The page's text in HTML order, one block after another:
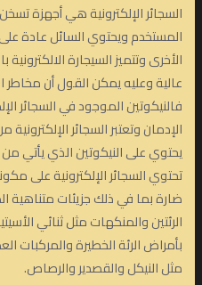
السجائر الإلكترونية هي أجهزة
المستخدم ويحتوي السائل عادة
الأخرى وتتميز السيجارة
عالية وعليه يمكن القول أن مخاطر
فالنيكوتين الموجود في السجائر
الإدمان وتعتبر السجائر
يحتوي على النيكوتين الذي يأتي من
تحتوي السجائر الإلكترونية على
ضارة بما في ذلك جزيئات
الرئتين والمنكهات مثل ثنائي
بأمراض الرئة الخطيرة والمركبات
مثل النيكل والقصدير والرصاص.